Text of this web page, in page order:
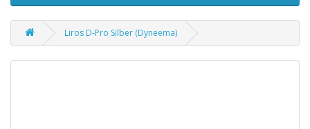
Liros D-Pro Silber (Dyneema)